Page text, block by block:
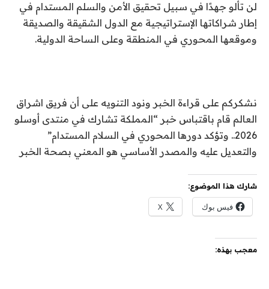
لن تألو جهدًا في سبيل تحقيق الأمن والسلم المستدام في
إطار شراكاتها الإستراتيجية مع الدول الشقيقة والصديقة
وموقعها المحوري في المنطقة وعلى الساحة الدولية.
نشكركم على قراءة الخبر ونود التنويه على أن فريق اشراق
العالم قام باقتباس خبر “المملكة تشارك في منتدى أوسلو
2026.. وتؤكد دورها المحوري في السلام المستدام”
والتعديل عليه والمصدر الأساسي هو المعني بصحة الخبر
شارك هذا الموضوع:
فيس بوك X
معجب بهذه: